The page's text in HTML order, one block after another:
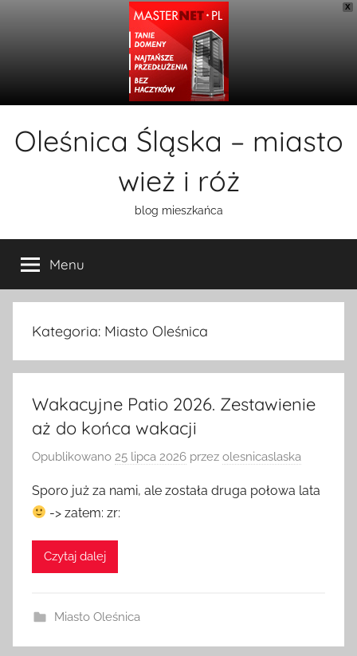
X
Oleśnica Śląska – miasto
wież i róż
blog mieszkańca
Menu
Kategoria: Miasto Oleśnica
Wakacyjne Patio 2026. Zestawienie
aż do końca wakacji
Opublikowano 25 lipca 2026 przez olesnicaslaska
Sporo już za nami, ale została druga połowa lata
-> zatem: zr:
Czytaj dalej
Miasto Oleśnica